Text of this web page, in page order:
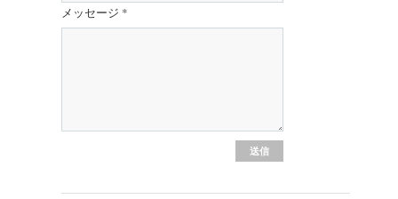
メッセージ *